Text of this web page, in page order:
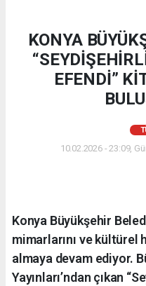
KONYA
EFENDİ”
10.02.2026 - 23:09,
Konya Büyükşehir
mimarlarını ve kültürel
almaya devam ediyor.
Yayınları’ndan çıkan